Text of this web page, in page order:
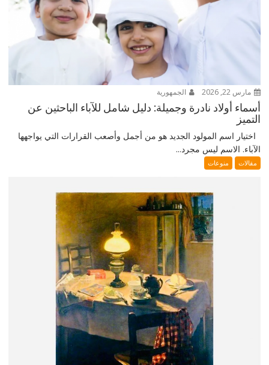
مارس 22, 2026 الجمهورية
أسماء أولاد نادرة وجميلة: دليل شامل للآباء الباحثين عن
التميز
اختيار اسم المولود الجديد هو من أجمل وأصعب القرارات التي يواجهها
الآباء. الاسم ليس مجرد...
مقالات منوعات